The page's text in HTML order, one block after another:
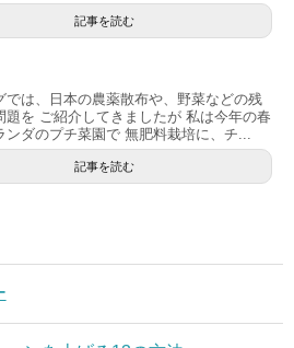
記事を読む
では、日本の農薬散布や、野菜などの残
題を ご紹介してきましたが 私は今年の春
ンダのプチ菜園で 無肥料栽培に、チ...
記事を読む